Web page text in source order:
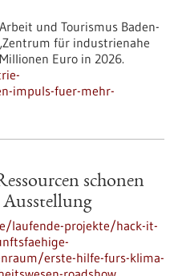
und Tourismus Baden-
für industrienahe
Euro in 2026.
impuls-fuer-mehr-
schonen
Ausstellung
laufende-projekte/hack-it-
erste-hilfe-furs-klima-